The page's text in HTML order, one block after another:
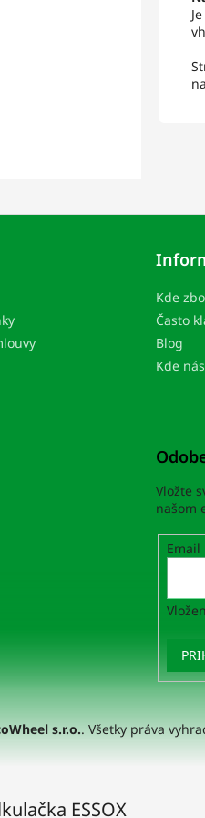
Kde
Často
Blog
Kde
Vložte
našom
Email
s.r.o.. Všetky práva
ESSOX